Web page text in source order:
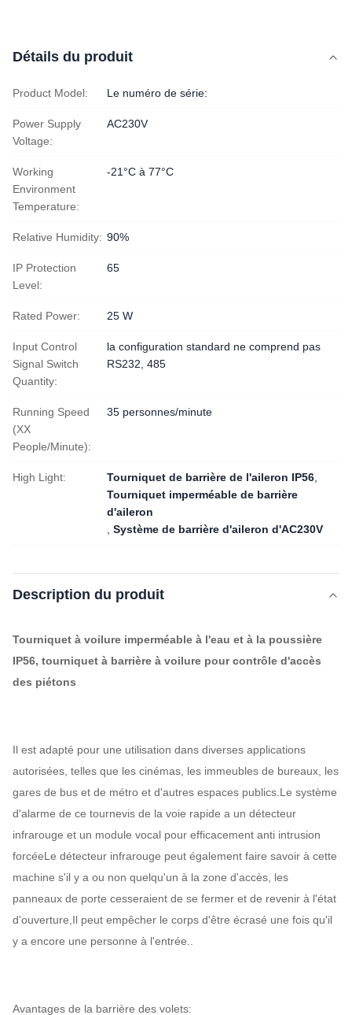
Détails du produit
Product Model: Le numéro de série:
Power Supply
Voltage:
AC230V
Working
Environment
Temperature:
-21°C à 77°C
Relative Humidity: 90%
IP Protection
Level:
65
Rated Power: 25 W
Input Control
Signal Switch
Quantity:
la configuration standard ne comprend pas
RS232, 485
Running Speed
(XX
People/Minute):
35 personnes/minute
High Light: Tourniquet de barrière de l'aileron IP56
Tourniquet imperméable de barrière
d'aileron
Système de barrière d'aileron d'AC230V
Description du produit
Tourniquet à voilure imperméable à l'eau et à la poussière
IP56, tourniquet à barrière à voilure pour contrôle d'accès
des piétons
Il est adapté pour une utilisation dans diverses applications
autorisées, telles que les cinémas, les immeubles de bureaux, les
gares de bus et de métro et d'autres espaces publics.Le système
d'alarme de ce tournevis de la voie rapide a un détecteur
infrarouge et un module vocal pour efficacement anti intrusion
forcéeLe détecteur infrarouge peut également faire savoir à cette
machine s'il y a ou non quelqu'un à la zone d'accès, les
panneaux de porte cesseraient de se fermer et de revenir à l'état
d'ouverture,Il peut empêcher le corps d'être écrasé une fois qu'il
y a encore une personne à l'entrée..
Avantages de la barrière des volets: